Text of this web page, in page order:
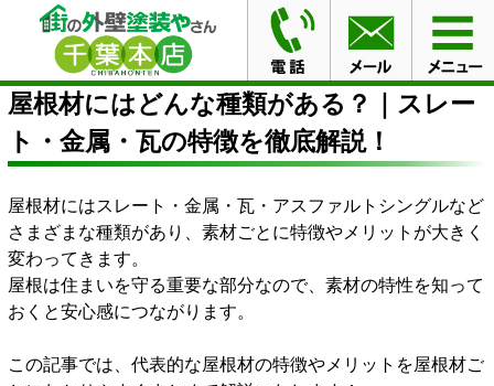
HOME ブログ
屋根材にはどんな種類がある？｜スレー
ト・金属・瓦の特徴を徹底解説！
屋根材にはどんな種類がある？｜スレー
ト・金属・瓦の特徴を徹底解説！
屋根材にはスレート・金属・瓦・アスファルトシングルなど
さまざまな種類があり、素材ごとに特徴やメリットが大きく
変わってきます。
屋根は住まいを守る重要な部分なので、素材の特性を知って
おくと安心感につながります。
この記事では、代表的な屋根材の特徴やメリットを屋根材ご